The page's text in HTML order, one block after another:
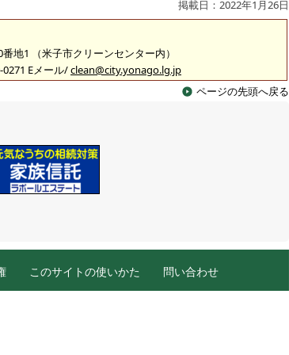
掲載日：2022年1月26日
地1 （米子市クリーンセンター内）
Eメール/clean@city.yonago.lg.jp
ページの先頭へ戻る
このサイトの使いかた 問い合わせ